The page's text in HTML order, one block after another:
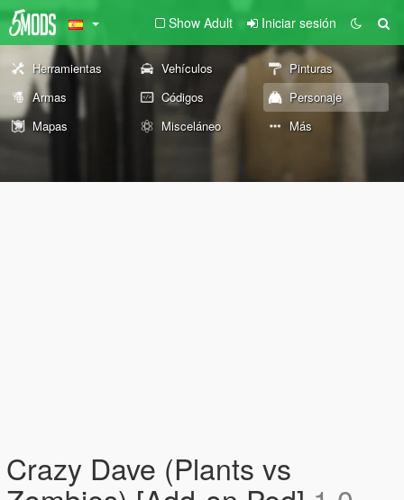
Show Adult Iniciar sesión
Herramientas Vehículos
Pinturas
Armas
Códigos
Personaje
Mapas
Misceláneo Más
Crazy Dave (Plants vs